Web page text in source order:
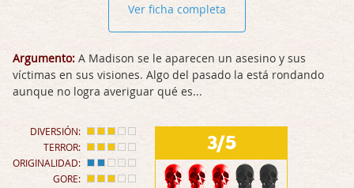
Ver ficha completa
Argumento: A Madison se le aparecen un asesino y sus
víctimas en sus visiones. Algo del pasado la está rondando
aunque no logra averiguar qué es...
DIVERSIÓN:
TERROR:
ORIGINALIDAD:
GORE:
3/5